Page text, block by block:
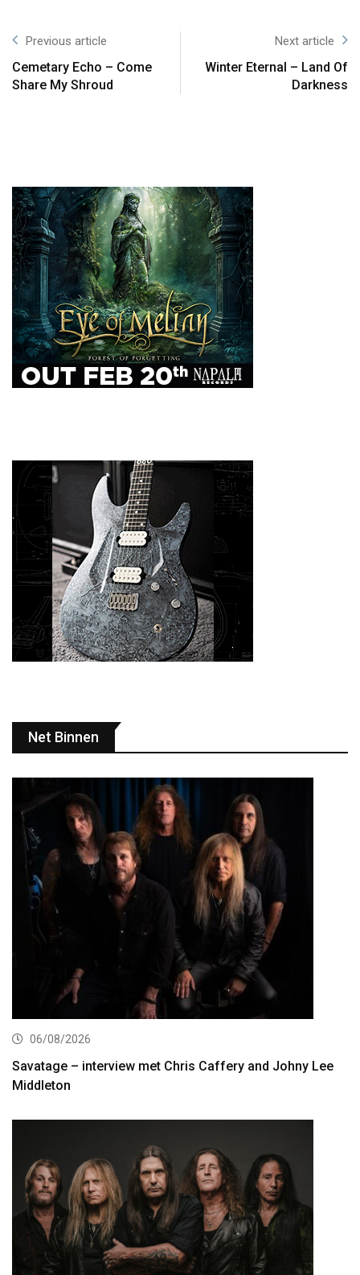
Previous article
Cemetary Echo – Come
Share My Shroud
Next article
Winter Eternal – Land Of
Darkness
Net Binnen
06/08/2026
Savatage – interview met Chris Caffery and Johny Lee
Middleton